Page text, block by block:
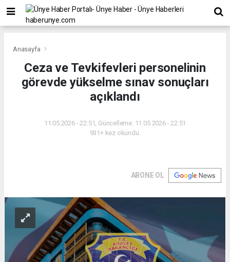
Anasayfa
Ceza ve Tevkifevleri personelinin
görevde yükselme sınav sonuçları
açıklandı
11.05.2026 - 22:51, Güncelleme: 11.05.2026 - 22:51
931+ kez okundu.
ABONE OL